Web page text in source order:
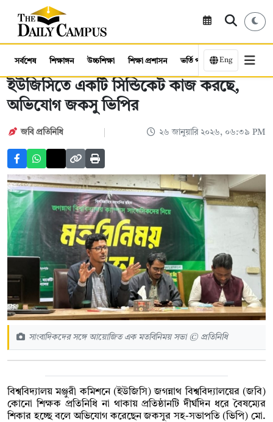
সর্বশেষ শিক্ষাঙ্গন উচ্চশিক্ষা শিক্ষা প্রশাসন ভর্তি পরীক্ষা কর্মসংস্থান
Eng
ইউজিসিতে একটি সিন্ডিকেট কাজ করছে,
অভিযোগ জকসু ভিপির
জবি প্রতিনিধি ২৬ জানুয়ারি ২০২৬, ০৬:৩৯ PM
সাংবাদিকদের সঙ্গে আয়োজিত এক মতবিনিময় সভা © প্রতিনিধি
বিশ্ববিদ্যালয় মঞ্জুরী কমিশনে (ইউজিসি) জগন্নাথ বিশ্ববিদ্যালয়ের (জবি)
কোনো শিক্ষক প্রতিনিধি না থাকায় প্রতিষ্ঠানটি দীর্ঘদিন ধরে বৈষম্যের
শিকার হচ্ছে বলে অভিযোগ করেছেন জকসুর সহ-সভাপতি (ভিপি) মো.